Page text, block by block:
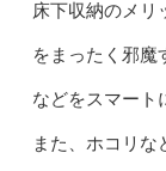
床下収納のメリ
をまったく邪魔
などをスマート
また、ホコリな